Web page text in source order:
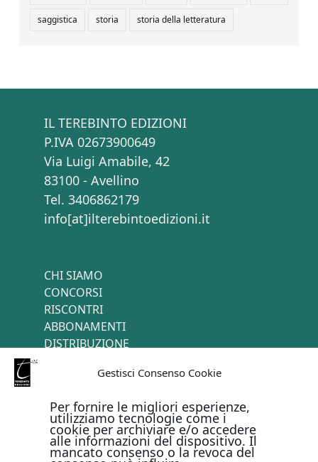
Gestisci Consenso Cookie
Per fornire le migliori esperienze,
utilizziamo tecnologie come i
cookie per archiviare e/o accedere
alle informazioni del dispositivo. Il
mancato consenso o la revoca del
saggistica storia storia della letteratura
IL TEREBINTO EDIZIONI
P.IVA 02673900649
Via Luigi Amabile, 42
83100 - Avellino
Tel. 3406862179
info[at]ilterebintoedizioni.it
CHI SIAMO
CONCORSI
RISCONTRI
ABBONAMENTI
DISTRIBUZIONE
PAGAMENTI ONLINE CON